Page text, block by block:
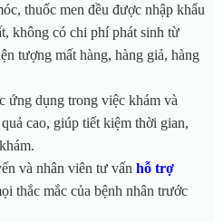
thuốc men đều được nhập khẩu
không có chi phí phát sinh từ
tượng mất hàng, hàng giả, hàng
ứng dụng trong việc khám và
cao, giúp tiết kiệm thời gian,
và nhân viên tư vấn hỗ trợ
thắc mắc của bệnh nhân trước